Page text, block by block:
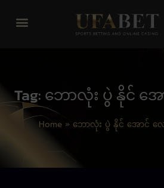
Tag: ဘောလုံး ပွဲ နိုင် အ
Home » ဘောလုံး ပွဲ နိုင် အောင် လ